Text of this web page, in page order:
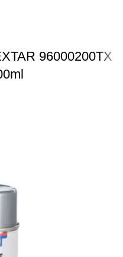
96000200TX